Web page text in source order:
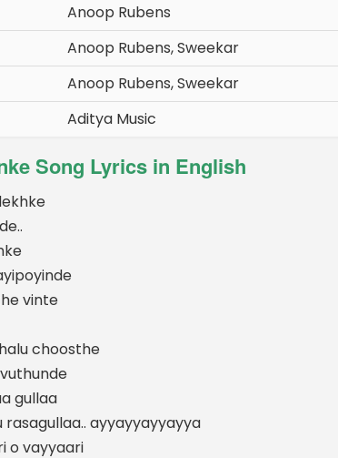
Anoop Rubens
Anoop Rubens, Sweekar
Anoop Rubens, Sweekar
Aditya Music
Song Lyrics in English
vinte
choosthe
gullaa
ayyayyayyayya
o vayyaari